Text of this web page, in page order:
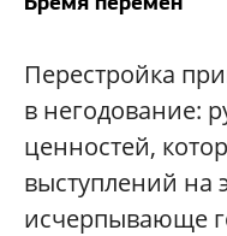
Перестройка
в негодование:
ценностей,
выступлений на
исчерпывающе